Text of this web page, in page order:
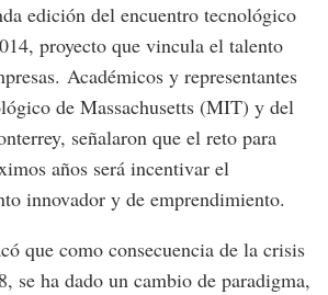
edición del encuentro tecnológico
proyecto que vincula el talento
Académicos y representantes
de Massachusetts (MIT) y del
señalaron que el reto para
años será incentivar el
innovador y de emprendimiento.
que como consecuencia de la crisis
se ha dado un cambio de paradigma,